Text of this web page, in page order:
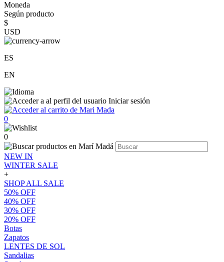
Moneda
Según producto
$
USD
ES
EN
Iniciar sesión
0
0
NEW IN
WINTER SALE
+
SHOP ALL SALE
50% OFF
40% OFF
30% OFF
20% OFF
Botas
Zapatos
LENTES DE SOL
Sandalias